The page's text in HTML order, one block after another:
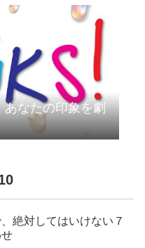
あなたの印象を劇
絶対してはいけない７